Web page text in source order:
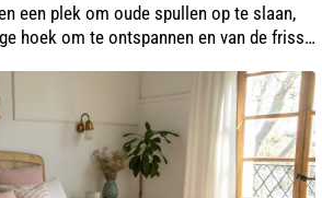
een plek om oude spullen op te slaan,
hoek om te ontspannen en van de frisse